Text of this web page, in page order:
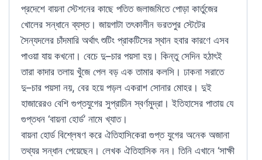
প্রদেশে বায়না স্টেশনের কাছে পতিত জলাজমিতে পোড়া কার্তুজের
খোলের সন্ধানে ব্যস্ত। জায়গাটা তৎকালীন ভরতপুর স্টেটের
সৈন্যদলের চাঁদমারি অর্থাৎ শুটিং প্রাকটিসের স্থান হবার কারণে এসব
পাওয়া যায় কখনো। বেচে দু–চার পয়সা হয়। কিন্তু সেদিন হঠাৎই
তারা কাদার তলায় খুঁজে পেল বড় এক তামার কলসি। ঢাকনা সরাতে
দু–চার পয়সা নয়, বের হয়ে পড়ল একরাশ সোনার মোহর। দুই
হাজারেরও বেশি গুপ্তযুগের সুপ্রাচীন স্বর্ণমুদ্রা। ইতিহাসের পাতায় যে
গুপ্তধন ‘বায়না হোর্ড’ নামে খ্যাত।
বায়না হোর্ড বিশ্লেষণ করে ঐতিহাসিকেরা গুপ্ত যুগের অনেক অজানা
তথ্যর সন্ধান পেয়েছেন। লেখক ঐতিহাসিক নন। তিনি এখানে ‘সাক্ষী